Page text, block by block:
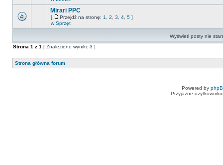
Mirari PPC
[ Przejdź na stronę: 1 2 3 4 5 ]
w Sprzęt
Wyświetl posty nie
Strona 1 z 1 [ Znalezione wyniki: 3 ]
Strona główna forum
Powered by
Przyjazne